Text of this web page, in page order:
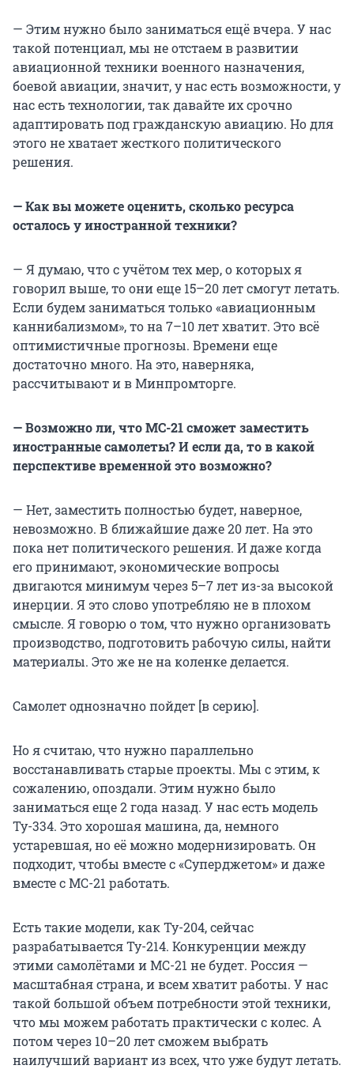
— Этим нужно было заниматься ещё вчера. У нас
такой потенциал, мы не отстаем в развитии
авиационной техники военного назначения,
боевой авиации, значит, у нас есть возможности, у
нас есть технологии, так давайте их срочно
адаптировать под гражданскую авиацию. Но для
этого не хватает жесткого политического
решения.
— Как вы можете оценить, сколько ресурса
осталось у иностранной техники?
— Я думаю, что с учётом тех мер, о которых я
говорил выше, то они еще 15–20 лет смогут летать.
Если будем заниматься только «авиационным
каннибализмом», то на 7–10 лет хватит. Это всё
оптимистичные прогнозы. Времени еще
достаточно много. На это, наверняка,
рассчитывают и в Минпромторге.
— Возможно ли, что МС-21 сможет заместить
иностранные самолеты? И если да, то в какой
перспективе временной это возможно?
— Нет, заместить полностью будет, наверное,
невозможно. В ближайшие даже 20 лет. На это
пока нет политического решения. И даже когда
его принимают, экономические вопросы
двигаются минимум через 5–7 лет из-за высокой
инерции. Я это слово употребляю не в плохом
смысле. Я говорю о том, что нужно организовать
производство, подготовить рабочую силы, найти
материалы. Это же не на коленке делается.
Самолет однозначно пойдет [в серию].
Но я считаю, что нужно параллельно
восстанавливать старые проекты. Мы с этим, к
сожалению, опоздали. Этим нужно было
заниматься еще 2 года назад. У нас есть модель
Ту-334. Это хорошая машина, да, немного
устаревшая, но её можно модернизировать. Он
подходит, чтобы вместе с «Суперджетом» и даже
вместе с МС-21 работать.
Есть такие модели, как Ту-204, сейчас
разрабатывается Ту-214. Конкуренции между
этими самолётами и МС-21 не будет. Россия —
масштабная страна, и всем хватит работы. У нас
такой большой объем потребности этой техники,
что мы можем работать практически с колес. А
потом через 10–20 лет сможем выбрать
наилучший вариант из всех, что уже будут летать.